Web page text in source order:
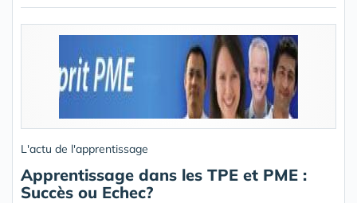
L'actu de l'apprentissage
Apprentissage dans les TPE et PME :
Succès ou Echec?